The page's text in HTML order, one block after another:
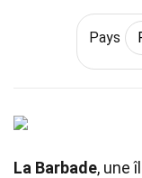
Pays
La Barbade, une